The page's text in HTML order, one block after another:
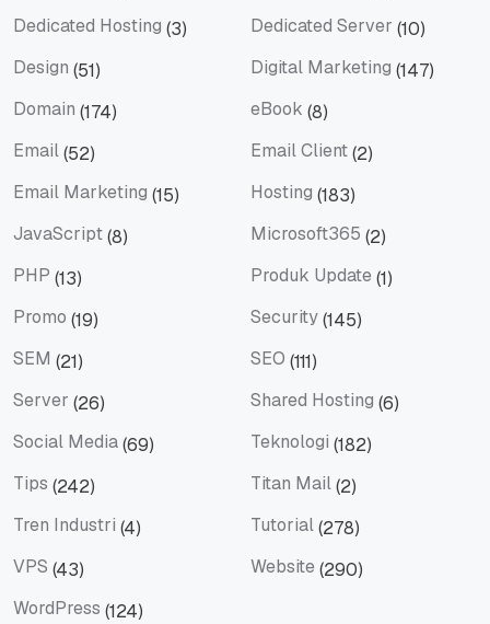
Dedicated Hosting (3) Dedicated Server (10)
Design (51) Digital Marketing (147)
Domain (174) eBook (8)
Email(52) Email Client(2)
Email Marketing (15) Hosting (183)
JavaScript(8) Microsoft365 (2)
PHP (13) Produk Update (1)
Promo (19) Security(145)
SEM (21) SEO (111)
Server (26) Shared Hosting (6)
Social Media(69) Teknologi (182)
Tips (242) Titan Mail(2)
Tren Industri (4) Tutorial(278)
VPS (43) Website (290)
WordPress (124)